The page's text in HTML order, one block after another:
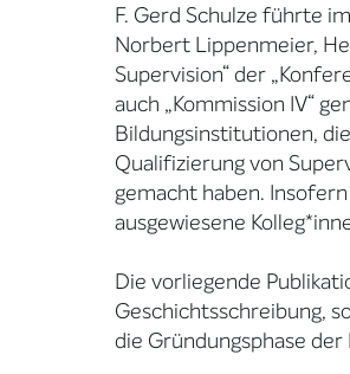
F. Gerd Schulze führte
Norbert Lippenmeier,
Supervision“ der
auch „Kommission IV“
Bildungsinstitutionen,
Qualifizierung von
gemacht haben.
ausgewiesene
Die vorliegende
Geschichtsschreibung,
die Gründungsphase der